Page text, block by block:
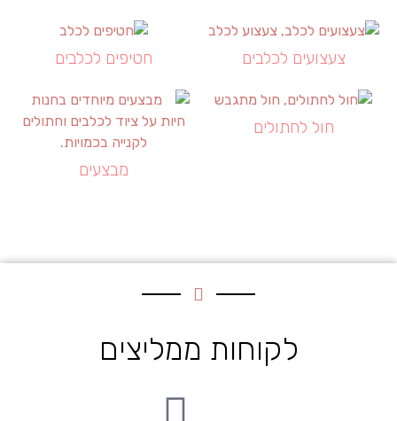
צעצועים לכלבים חטיפים לכלבים
חול לחתולים
מבצעים
לקוחות ממליצים